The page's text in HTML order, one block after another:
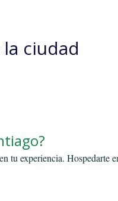
ciudad
tu experiencia. Hospedarte